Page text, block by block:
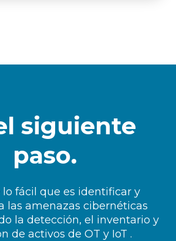
siguiente
paso.
lo fácil que es identificar y
las amenazas cibernéticas
la detección, el inventario y
de activos de OT y IoT .